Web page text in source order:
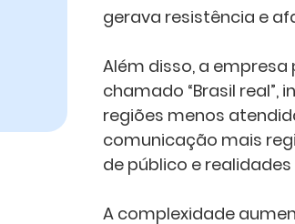
gerava resistência e
Além disso, a
chamado “Brasil
regiões menos
comunicação mais
de público e realidades
A complexidade